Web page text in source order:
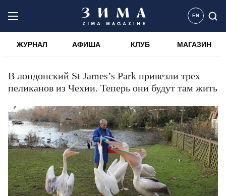
EN
ЖУРНАЛ АФИША КЛУБ МАГАЗИН
В лондонский St James’s Park привезли трех
пеликанов из Чехии. Теперь они будут там жить